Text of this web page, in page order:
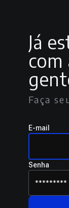
Já
com
Faça
E-mail
Senha